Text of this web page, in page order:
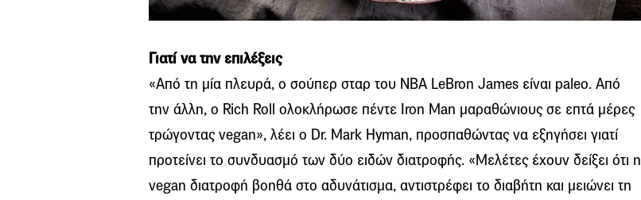
Γιατί να την επιλέξεις
«Από τη μία πλευρά, ο σούπερ σταρ του NBA LeBron James είναι paleo. Από
την άλλη, ο Rich Roll ολοκλήρωσε πέντε Iron Man μαραθώνιους σε επτά μέρες
τρώγοντας vegan», λέει ο Dr. Mark Hyman, προσπαθώντας να εξηγήσει γιατί
προτείνει το συνδυασμό των δύο ειδών διατροφής. «Μελέτες έχουν δείξει ότι η
vegan διατροφή βοηθά στο αδυνάτισμα, αντιστρέφει το διαβήτη και μειώνει τη